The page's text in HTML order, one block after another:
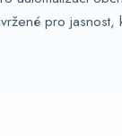
pro jasnost,